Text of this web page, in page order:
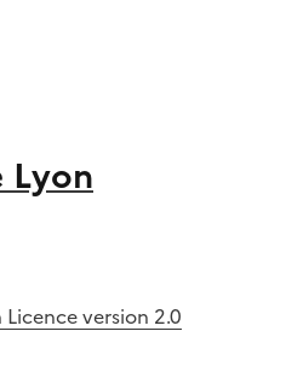
Lyon
version 2.0